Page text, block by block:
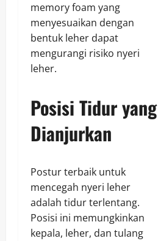
memory foam yang
menyesuaikan dengan
bentuk leher dapat
mengurangi risiko nyeri
leher.
Posisi Tidur yang
Dianjurkan
Postur terbaik untuk
mencegah nyeri leher
adalah tidur terlentang.
Posisi ini memungkinkan
kepala, leher, dan tulang